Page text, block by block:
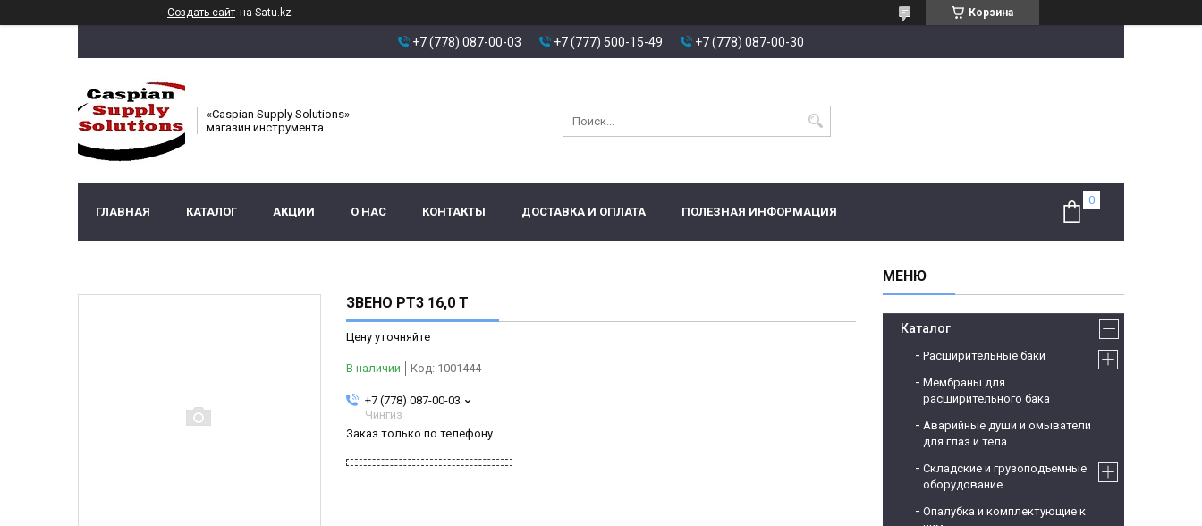
Создать сайт на Satu.kz Корзина
+7 (778) 087-00-03 +7 (777) 500-15-49 +7 (778) 087-00-30
«Caspian Supply Solutions» -
магазин инструмента
ГЛАВНАЯ КАТАЛОГ АКЦИИ О НАС КОНТАКТЫ ДОСТАВКА И ОПЛАТА ПОЛЕЗНАЯ ИНФОРМАЦИЯ
ЗВЕНО РТ3 16,0 Т
Цену уточняйте
В наличии Код: 1001444
+7 (778) 087-00-03
Чингиз
Заказ только по телефону
Каталог
Расширительные баки
Мембраны для
расширительного бака
Аварийные души и омыватели
для глаз и тела
Складские и грузоподъемные
оборудование
Опалубка и комплектующие к